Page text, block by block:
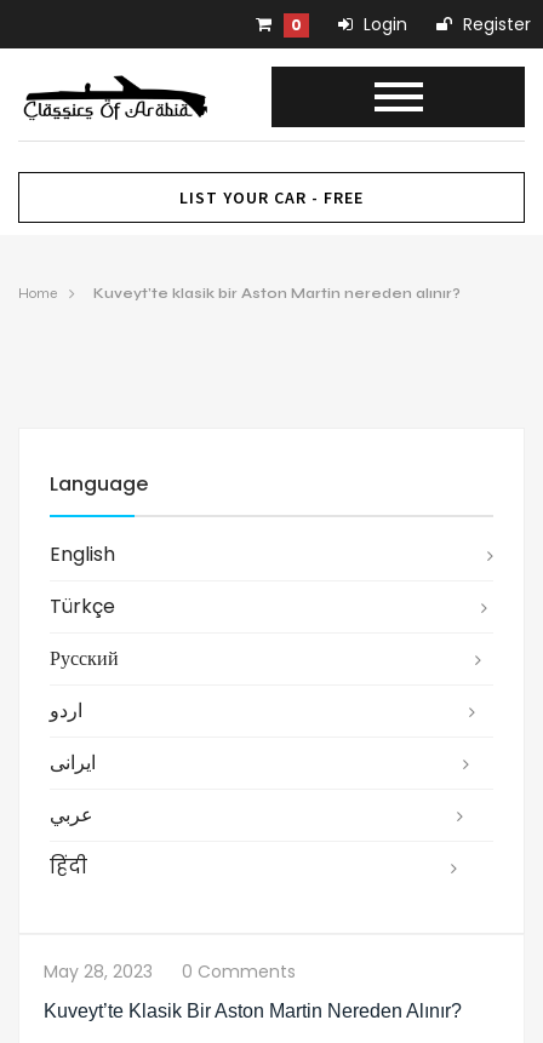
0 Login Register
LIST YOUR CAR - FREE
Home Kuveyt’te klasik bir Aston Martin nereden alınır?
Language
English
Türkçe
Русский
اردو
ایرانی
عربي
हिंदी
May 28, 2023 0 Comments
Kuveyt’te Klasik Bir Aston Martin Nereden Alınır?